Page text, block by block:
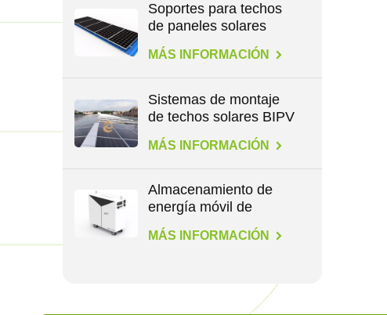
Soportes para techos
de paneles solares
para todo tipo de
techos
MÁS INFORMACIÓN
Sistemas de montaje
de techos solares BIPV
MÁS INFORMACIÓN
Almacenamiento de
energía móvil de
1,1/4,6/14,3 kWh
MÁS INFORMACIÓN